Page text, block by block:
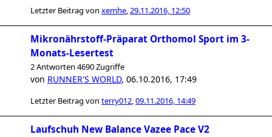
Letzter Beitrag von xemhe,29.11.2016, 12:50
Mikronährstoff-Präparat Orthomol Sport im 3-
Monats-Lesertest
2 Antworten 4690 Zugriffe
von RUNNER'S WORLD, 06.10.2016, 17:49
Letzter Beitrag von terry012,09.11.2016, 14:49
Laufschuh New Balance Vazee Pace V2